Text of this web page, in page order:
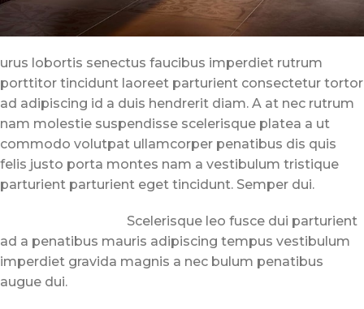
urus lobortis senectus faucibus imperdiet rutrum
porttitor tincidunt laoreet parturient consectetur tortor
ad adipiscing id a duis hendrerit diam. A at nec rutrum
nam molestie suspendisse scelerisque platea a ut
commodo volutpat ullamcorper penatibus dis quis
felis justo porta montes nam a vestibulum tristique
parturient parturient eget tincidunt. Semper dui.
Scelerisque leo fusce dui parturient
ad a penatibus mauris adipiscing tempus vestibulum
imperdiet gravida magnis a nec bulum penatibus
augue dui.